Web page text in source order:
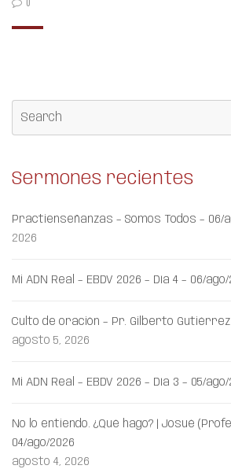
Sermones recientes
Practienseñanzas – Somos Todos – 06/
2026
Mi ADN Real – EBDV 2026 – Día 4 – 06/
Culto de oración – Pr. Gilberto Gutiérrez
agosto 5, 2026
Mi ADN Real – EBDV 2026 – Día 3 – 05/
No lo entiendo. ¿Qué hago? | Josué
04/ago/2026
agosto 4, 2026